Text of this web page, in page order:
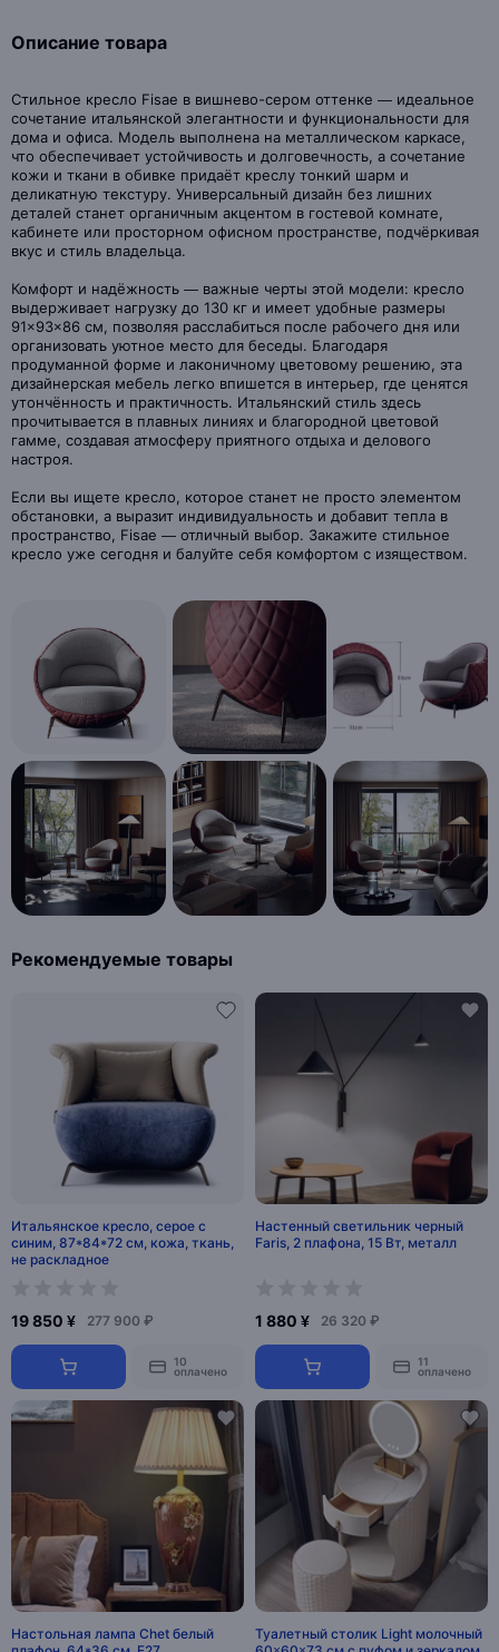
Описание товара
Стильное кресло Fisae в вишнево-сером оттенке — идеальное
сочетание итальянской элегантности и функциональности для
дома и офиса. Модель выполнена на металлическом каркасе,
что обеспечивает устойчивость и долговечность, а сочетание
кожи и ткани в обивке придаёт креслу тонкий шарм и
деликатную текстуру. Универсальный дизайн без лишних
деталей станет органичным акцентом в гостевой комнате,
кабинете или просторном офисном пространстве, подчёркивая
вкус и стиль владельца.
Комфорт и надёжность — важные черты этой модели: кресло
выдерживает нагрузку до 130 кг и имеет удобные размеры
91×93×86 см, позволяя расслабиться после рабочего дня или
организовать уютное место для беседы. Благодаря
продуманной форме и лаконичному цветовому решению, эта
дизайнерская мебель легко впишется в интерьер, где ценятся
утончённость и практичность. Итальянский стиль здесь
прочитывается в плавных линиях и благородной цветовой
гамме, создавая атмосферу приятного отдыха и делового
настроя.
Если вы ищете кресло, которое станет не просто элементом
обстановки, а выразит индивидуальность и добавит тепла в
пространство, Fisae — отличный выбор. Закажите стильное
кресло уже сегодня и балуйте себя комфортом с изяществом.
Рекомендуемые товары
Итальянское кресло, серое с
синим, 87*84*72 см, кожа, ткань,
не раскладное
19 850 ¥ 277 900 ₽
10
оплачено
Настенный светильник черный
Faris, 2 плафона, 15 Вт, металл
1 880 ¥ 26 320 ₽
11
оплачено
Настольная лампа Chet белый
Туалетный столик Light молочный